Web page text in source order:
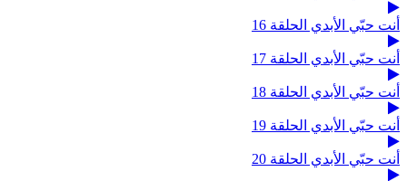
أنت حبّي الأبدي الحلقة 16
أنت حبّي الأبدي الحلقة 17
أنت حبّي الأبدي الحلقة 18
أنت حبّي الأبدي الحلقة 19
أنت حبّي الأبدي الحلقة 20